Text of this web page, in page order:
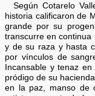
Según Cotarelo
historia calificaron de
grande por su
transcurre en continua
y de su raza y hasta
por vínculos de
Incansable y tenaz en
pródigo de su
en la paz, manso de